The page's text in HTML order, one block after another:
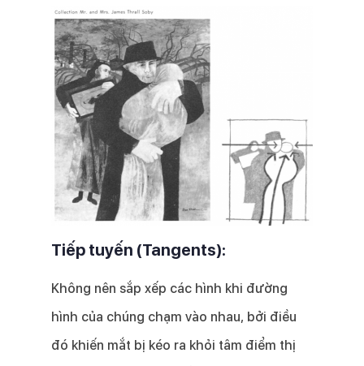
Tiếp tuyến (Tangents):
Không nên sắp xếp các hình khi đường
hình của chúng chạm vào nhau, bởi điều
đó khiến mắt bị kéo ra khỏi tâm điểm thị